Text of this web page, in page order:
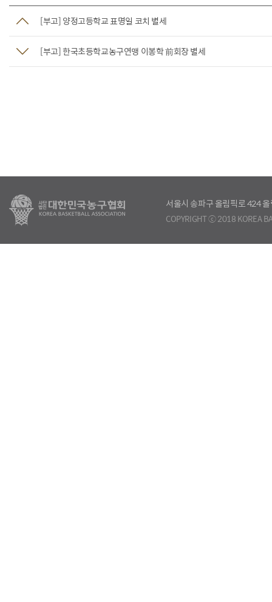
[부고] 양정고등학교 표명일 코치 별세
[부고] 한국초등학교농구연맹 이봉학 前회장 별세
서울시 송파구 올림픽로 424
COPYRIGHT ⓒ 2018 KOREA